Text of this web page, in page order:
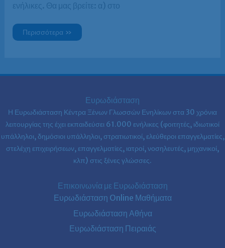
ενήλικες. Θα μας βρείτε: α) στο
Φοιτητής
/
Αθηνών;
δικό
σου
Φροντιστήριο
Ξένων
Γλωσσών!
Περισσότερα »
Ευρωδιάσταση
Η Ευρωδιάσταση Κέντρα Ξένων Γλωσσών Ενηλίκων στα 30 χρόνια
λειτουργίας της έχει εκπαιδεύσει 61.000 ενήλικες (φοιτητές, ιδιωτικοί
υπάλληλοι, δημόσιοι υπάλληλοι, στρατιωτικοί, ελεύθεροι επαγγελματίες,
στελέχη επιχειρήσεων, επαγγελματίες, ιατροί, νοσηλευτές, μηχανικοί,
κλπ) στις ξένες γλώσσες.
Επικοινωνία με Ευρωδιάσταση
Ευρωδιάσταση Online Μαθήματα
Ευρωδιάσταση Αθήνα
Ευρωδιάσταση Πειραιάς